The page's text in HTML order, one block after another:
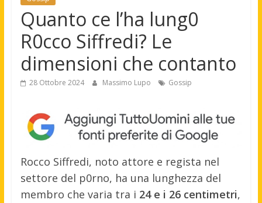
Quanto ce l’ha lung0
R0cco Siffredi? Le
dimensioni che contanto
28 Ottobre 2024 Massimo Lupo Gossip
Rocco Siffredi, noto attore e regista nel
settore del p0rno, ha una lunghezza del
membro che varia tra i 24 e i 26 centimetri,